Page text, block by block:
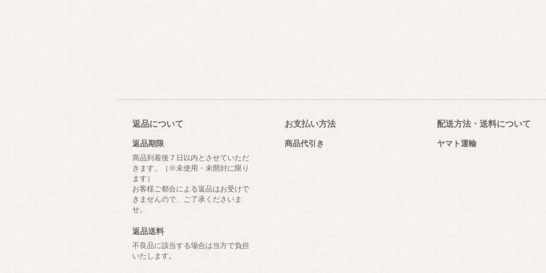
返品について
返品期限
商品到着後７日以内とさせていただ
きます。（※未使用・未開封に限り
ます）
お客様ご都合による返品はお受けで
きませんので、ご了承くださいま
せ。
返品送料
不良品に該当する場合は当方で負担
いたします。
お支払い方法
商品代引き
配送方法・送料について
ヤマト運輸